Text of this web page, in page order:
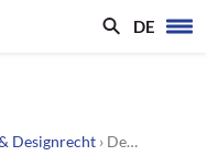
DE
Designrecht › Der Streit um die Urheberschaft an einem Werk – und wie man ihm vorbeugt